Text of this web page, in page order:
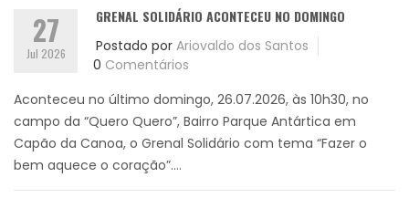
27
Jul 2026
GRENAL SOLIDÁRIO ACONTECEU NO DOMINGO
Postado por Ariovaldo dos Santos
0 Comentários
Aconteceu no último domingo, 26.07.2026, às 10h30, no
campo da “Quero Quero”, Bairro Parque Antártica em
Capão da Canoa, o Grenal Solidário com tema “Fazer o
bem aquece o coração”....